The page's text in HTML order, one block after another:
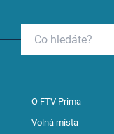
O FTV Prima
Volná místa